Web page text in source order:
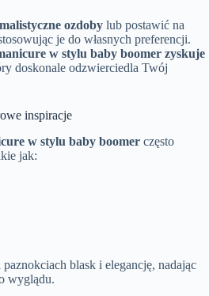
ozdoby lub postawić na
je do własnych preferencji.
w stylu baby boomer zyskuje
doskonale odzwierciedla Twój
inspiracje
w stylu baby boomer często
jak:
blask i elegancję, nadając
wyglądu.